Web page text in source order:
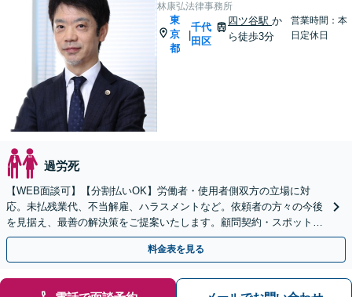
林康弘法律事務所
東
京
都
|
千代
田区
四ツ谷駅か
ら徒歩3分
営業時間：本
日定休日
過労死
【WEB面談可】【分割払いOK】労働者・使用者側双方の立場に対
応。未払残業代、不当解雇、ハラスメントなど。依頼者の方々の今後
を見据え、最善の解決策をご提案いたします。顧問契約・スポットで
のご相談にも柔軟に対応
料金表を見る